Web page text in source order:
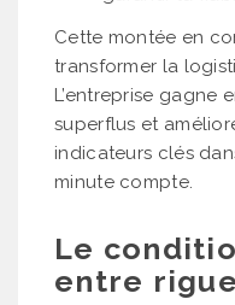
Cette montée en
transformer la
L’entreprise gagne
superflus et
indicateurs clés
minute compte.
Le
entre